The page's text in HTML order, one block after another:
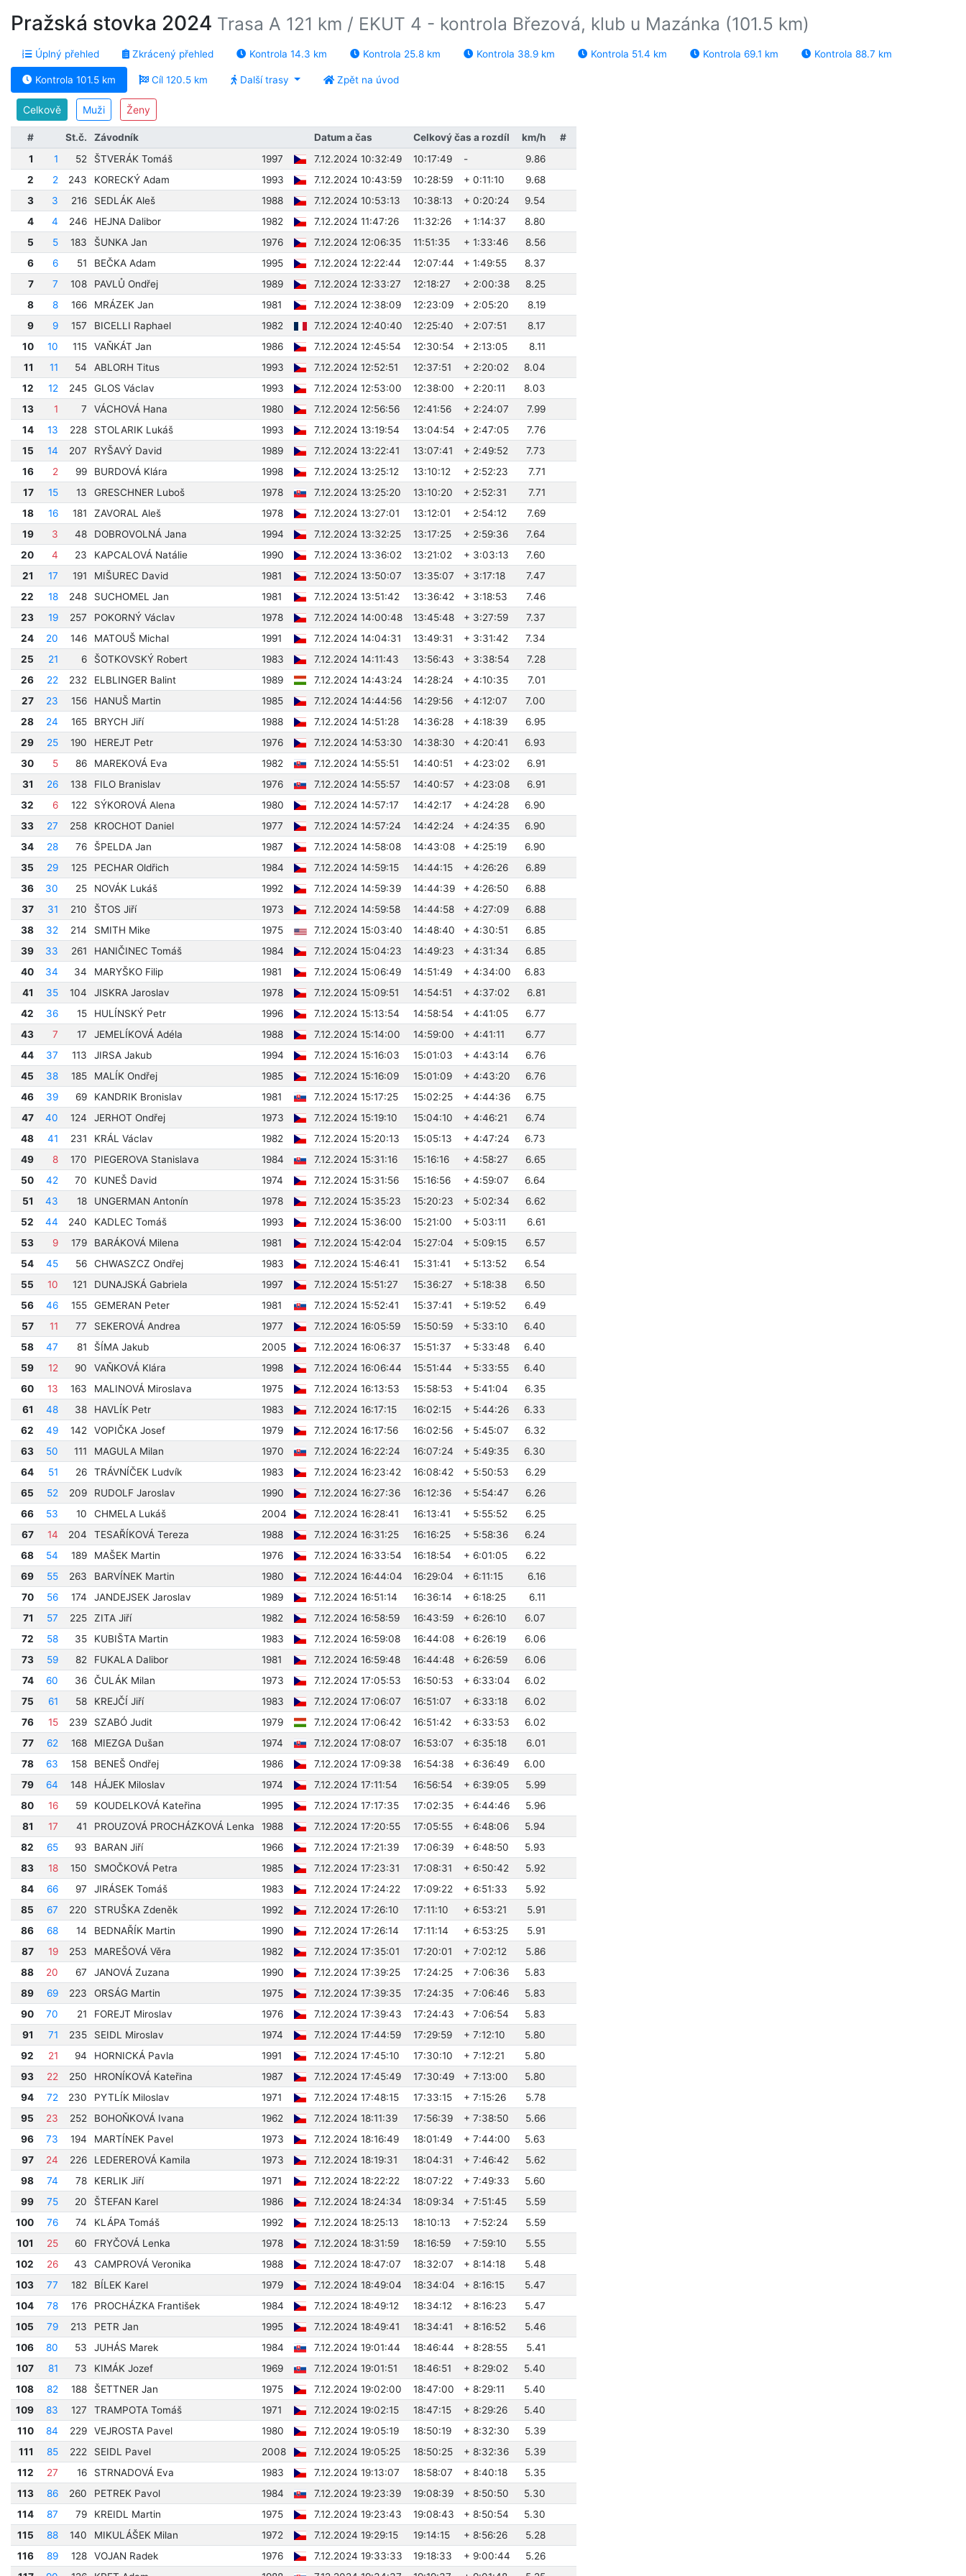
Pražská stovka 2024 Trasa A 121 km / EKUT 4 - kontrola Březová, klub u Mazánka (101.5 km)
Úplný přehled Zkrácený přehled Kontrola 14.3 km Kontrola 25.8 km Kontrola 38.9 km Kontrola 51.4 km Kontrola 69.1 km Kontrola 88.7 km
Kontrola 101.5 km Cíl 120.5 km Další trasy Zpět na úvod
Celkově Muži Ženy
# St.č. Závodník Datum a čas Celkový čas a rozdíl km/h
#
1
1 52 ŠTVERÁK Tomáš 1997 7.12.2024 10:32:49 10:17:49 -
9.86
2
2 243 KORECKÝ Adam 1993 7.12.2024 10:43:59 10:28:59 + 0:11:10
9.68
3
3 216 SEDLÁK Aleš 1988 7.12.2024 10:53:13 10:38:13 + 0:20:24
9.54
4
4 246 HEJNA Dalibor 1982 7.12.2024 11:47:26 11:32:26 + 1:14:37
8.80
5
5 183 ŠUNKA Jan 1976 7.12.2024 12:06:35 11:51:35 + 1:33:46
8.56
6
6 51 BEČKA Adam 1995 7.12.2024 12:22:44 12:07:44 + 1:49:55
8.37
7
7 108 PAVLŮ Ondřej 1989 7.12.2024 12:33:27 12:18:27 + 2:00:38
8.25
8
8 166 MRÁZEK Jan 1981 7.12.2024 12:38:09 12:23:09 + 2:05:20
8.19
9
9 157 BICELLI Raphael 1982 7.12.2024 12:40:40 12:25:40 + 2:07:51
8.17
10
10 115 VAŇKÁT Jan 1986 7.12.2024 12:45:54 12:30:54 + 2:13:05
8.11
11
11 54 ABLORH Titus 1993 7.12.2024 12:52:51 12:37:51 + 2:20:02
8.04
12
12 245 GLOS Václav 1993 7.12.2024 12:53:00 12:38:00 + 2:20:11
8.03
13
1 7 VÁCHOVÁ Hana 1980 7.12.2024 12:56:56 12:41:56 + 2:24:07
7.99
14
13 228 STOLARIK Lukáš 1993 7.12.2024 13:19:54 13:04:54 + 2:47:05
7.76
15
14 207 RYŠAVÝ David 1989 7.12.2024 13:22:41 13:07:41 + 2:49:52
7.73
16
2 99 BURDOVÁ Klára 1998 7.12.2024 13:25:12 13:10:12 + 2:52:23
7.71
17
15 13 GRESCHNER Luboš 1978 7.12.2024 13:25:20 13:10:20 + 2:52:31
7.71
18
16 181 ZAVORAL Aleš 1978 7.12.2024 13:27:01 13:12:01 + 2:54:12
7.69
19
3 48 DOBROVOLNÁ Jana 1994 7.12.2024 13:32:25 13:17:25 + 2:59:36
7.64
20
4 23 KAPCALOVÁ Natálie 1990 7.12.2024 13:36:02 13:21:02 + 3:03:13
7.60
21
17 191 MIŠUREC David 1981 7.12.2024 13:50:07 13:35:07 + 3:17:18
7.47
22
18 248 SUCHOMEL Jan 1981 7.12.2024 13:51:42 13:36:42 + 3:18:53
7.46
23
19 257 POKORNÝ Václav 1978 7.12.2024 14:00:48 13:45:48 + 3:27:59
7.37
24
20 146 MATOUŠ Michal 1991 7.12.2024 14:04:31 13:49:31 + 3:31:42
7.34
25
21 6 ŠOTKOVSKÝ Robert 1983 7.12.2024 14:11:43 13:56:43 + 3:38:54
7.28
26
22 232 ELBLINGER Balint 1989 7.12.2024 14:43:24 14:28:24 + 4:10:35
7.01
27
23 156 HANUŠ Martin 1985 7.12.2024 14:44:56 14:29:56 + 4:12:07
7.00
28
24 165 BRYCH Jiří 1988 7.12.2024 14:51:28 14:36:28 + 4:18:39
6.95
29
25 190 HEREJT Petr 1976 7.12.2024 14:53:30 14:38:30 + 4:20:41
6.93
30
5 86 MAREKOVÁ Eva 1982 7.12.2024 14:55:51 14:40:51 + 4:23:02
6.91
31
26 138 FILO Branislav 1976 7.12.2024 14:55:57 14:40:57 + 4:23:08
6.91
32
6 122 SÝKOROVÁ Alena 1980 7.12.2024 14:57:17 14:42:17 + 4:24:28
6.90
33
27 258 KROCHOT Daniel 1977 7.12.2024 14:57:24 14:42:24 + 4:24:35
6.90
34
28 76 ŠPELDA Jan 1987 7.12.2024 14:58:08 14:43:08 + 4:25:19
6.90
35
29 125 PECHAR Oldřich 1984 7.12.2024 14:59:15 14:44:15 + 4:26:26
6.89
36
30 25 NOVÁK Lukáš 1992 7.12.2024 14:59:39 14:44:39 + 4:26:50
6.88
37
31 210 ŠTOS Jiří 1973 7.12.2024 14:59:58 14:44:58 + 4:27:09
6.88
38
32 214 SMITH Mike 1975 7.12.2024 15:03:40 14:48:40 + 4:30:51
6.85
39
33 261 HANIČINEC Tomáš 1984 7.12.2024 15:04:23 14:49:23 + 4:31:34
6.85
40
34 34 MARYŠKO Filip 1981 7.12.2024 15:06:49 14:51:49 + 4:34:00
6.83
41
35 104 JISKRA Jaroslav 1978 7.12.2024 15:09:51 14:54:51 + 4:37:02
6.81
42
36 15 HULÍNSKÝ Petr 1996 7.12.2024 15:13:54 14:58:54 + 4:41:05
6.77
43
7 17 JEMELÍKOVÁ Adéla 1988 7.12.2024 15:14:00 14:59:00 + 4:41:11
6.77
44
37 113 JIRSA Jakub 1994 7.12.2024 15:16:03 15:01:03 + 4:43:14
6.76
45
38 185 MALÍK Ondřej 1985 7.12.2024 15:16:09 15:01:09 + 4:43:20
6.76
46
39 69 KANDRIK Bronislav 1981 7.12.2024 15:17:25 15:02:25 + 4:44:36
6.75
47
40 124 JERHOT Ondřej 1973 7.12.2024 15:19:10 15:04:10 + 4:46:21
6.74
48
41 231 KRÁL Václav 1982 7.12.2024 15:20:13 15:05:13 + 4:47:24
6.73
49
8 170 PIEGEROVA Stanislava 1984 7.12.2024 15:31:16 15:16:16 + 4:58:27
6.65
50
42 70 KUNEŠ David 1974 7.12.2024 15:31:56 15:16:56 + 4:59:07
6.64
51
43 18 UNGERMAN Antonín 1978 7.12.2024 15:35:23 15:20:23 + 5:02:34
6.62
52
44 240 KADLEC Tomáš 1993 7.12.2024 15:36:00 15:21:00 + 5:03:11
6.61
53
9 179 BARÁKOVÁ Milena 1981 7.12.2024 15:42:04 15:27:04 + 5:09:15
6.57
54
45 56 CHWASZCZ Ondřej 1983 7.12.2024 15:46:41 15:31:41 + 5:13:52
6.54
55
10 121 DUNAJSKÁ Gabriela 1997 7.12.2024 15:51:27 15:36:27 + 5:18:38
6.50
56
46 155 GEMERAN Peter 1981 7.12.2024 15:52:41 15:37:41 + 5:19:52
6.49
57
11 77 SEKEROVÁ Andrea 1977 7.12.2024 16:05:59 15:50:59 + 5:33:10
6.40
58
47 81 ŠÍMA Jakub 2005 7.12.2024 16:06:37 15:51:37 + 5:33:48
6.40
59
12 90 VAŇKOVÁ Klára 1998 7.12.2024 16:06:44 15:51:44 + 5:33:55
6.40
60
13 163 MALINOVÁ Miroslava 1975 7.12.2024 16:13:53 15:58:53 + 5:41:04
6.35
61
48 38 HAVLÍK Petr 1983 7.12.2024 16:17:15 16:02:15 + 5:44:26
6.33
62
49 142 VOPIČKA Josef 1979 7.12.2024 16:17:56 16:02:56 + 5:45:07
6.32
63
50 111 MAGULA Milan 1970 7.12.2024 16:22:24 16:07:24 + 5:49:35
6.30
64
51 26 TRÁVNÍČEK Ludvík 1983 7.12.2024 16:23:42 16:08:42 + 5:50:53
6.29
65
52 209 RUDOLF Jaroslav 1990 7.12.2024 16:27:36 16:12:36 + 5:54:47
6.26
66
53 10 CHMELA Lukáš 2004 7.12.2024 16:28:41 16:13:41 + 5:55:52
6.25
67
14 204 TESAŘÍKOVÁ Tereza 1988 7.12.2024 16:31:25 16:16:25 + 5:58:36
6.24
68
54 189 MAŠEK Martin 1976 7.12.2024 16:33:54 16:18:54 + 6:01:05
6.22
69
55 263 BARVÍNEK Martin 1980 7.12.2024 16:44:04 16:29:04 + 6:11:15
6.16
70
56 174 JANDEJSEK Jaroslav 1989 7.12.2024 16:51:14 16:36:14 + 6:18:25
6.11
71
57 225 ZITA Jiří 1982 7.12.2024 16:58:59 16:43:59 + 6:26:10
6.07
72
58 35 KUBIŠTA Martin 1983 7.12.2024 16:59:08 16:44:08 + 6:26:19
6.06
73
59 82 FUKALA Dalibor 1981 7.12.2024 16:59:48 16:44:48 + 6:26:59
6.06
74
60 36 ČULÁK Milan 1973 7.12.2024 17:05:53 16:50:53 + 6:33:04
6.02
75
61 58 KREJČÍ Jiří 1983 7.12.2024 17:06:07 16:51:07 + 6:33:18
6.02
76
15 239 SZABÓ Judit 1979 7.12.2024 17:06:42 16:51:42 + 6:33:53
6.02
77
62 168 MIEZGA Dušan 1974 7.12.2024 17:08:07 16:53:07 + 6:35:18
6.01
78
63 158 BENEŠ Ondřej 1986 7.12.2024 17:09:38 16:54:38 + 6:36:49
6.00
79
64 148 HÁJEK Miloslav 1974 7.12.2024 17:11:54 16:56:54 + 6:39:05
5.99
80
16 59 KOUDELKOVÁ Kateřina 1995 7.12.2024 17:17:35 17:02:35 + 6:44:46
5.96
81
17 41 PROUZOVÁ PROCHÁZKOVÁ Lenka 1988 7.12.2024 17:20:55 17:05:55 + 6:48:06
5.94
82
65 93 BARAN Jiří 1966 7.12.2024 17:21:39 17:06:39 + 6:48:50
5.93
83
18 150 SMOČKOVÁ Petra 1985 7.12.2024 17:23:31 17:08:31 + 6:50:42
5.92
84
66 97 JIRÁSEK Tomáš 1983 7.12.2024 17:24:22 17:09:22 + 6:51:33
5.92
85
67 220 STRUŠKA Zdeněk 1992 7.12.2024 17:26:10 17:11:10 + 6:53:21
5.91
86
68 14 BEDNAŘÍK Martin 1990 7.12.2024 17:26:14 17:11:14 + 6:53:25
5.91
87
19 253 MAREŠOVÁ Věra 1982 7.12.2024 17:35:01 17:20:01 + 7:02:12
5.86
88
20 67 JANOVÁ Zuzana 1990 7.12.2024 17:39:25 17:24:25 + 7:06:36
5.83
89
69 223 ORSÁG Martin 1975 7.12.2024 17:39:35 17:24:35 + 7:06:46
5.83
90
70 21 FOREJT Miroslav 1976 7.12.2024 17:39:43 17:24:43 + 7:06:54
5.83
91
71 235 SEIDL Miroslav 1974 7.12.2024 17:44:59 17:29:59 + 7:12:10
5.80
92
21 94 HORNICKÁ Pavla 1991 7.12.2024 17:45:10 17:30:10 + 7:12:21
5.80
93
22 250 HRONÍKOVÁ Kateřina 1987 7.12.2024 17:45:49 17:30:49 + 7:13:00
5.80
94
72 230 PYTLÍK Miloslav 1971 7.12.2024 17:48:15 17:33:15 + 7:15:26
5.78
95
23 252 BOHOŇKOVÁ Ivana 1962 7.12.2024 18:11:39 17:56:39 + 7:38:50
5.66
96
73 194 MARTÍNEK Pavel 1973 7.12.2024 18:16:49 18:01:49 + 7:44:00
5.63
97
24 226 LEDEREROVÁ Kamila 1973 7.12.2024 18:19:31 18:04:31 + 7:46:42
5.62
98
74 78 KERLIK Jiří 1971 7.12.2024 18:22:22 18:07:22 + 7:49:33
5.60
99
75 20 ŠTEFAN Karel 1986 7.12.2024 18:24:34 18:09:34 + 7:51:45
5.59
100
76 74 KLÁPA Tomáš 1992 7.12.2024 18:25:13 18:10:13 + 7:52:24
5.59
101
25 60 FRYČOVÁ Lenka 1978 7.12.2024 18:31:59 18:16:59 + 7:59:10
5.55
102
26 43 CAMPROVÁ Veronika 1988 7.12.2024 18:47:07 18:32:07 + 8:14:18
5.48
103
77 182 BÍLEK Karel 1979 7.12.2024 18:49:04 18:34:04 + 8:16:15
5.47
104
78 176 PROCHÁZKA František 1984 7.12.2024 18:49:12 18:34:12 + 8:16:23
5.47
105
79 213 PETR Jan 1995 7.12.2024 18:49:41 18:34:41 + 8:16:52
5.46
106
80 53 JUHÁS Marek 1984 7.12.2024 19:01:44 18:46:44 + 8:28:55
5.41
107
81 73 KIMÁK Jozef 1969 7.12.2024 19:01:51 18:46:51 + 8:29:02
5.40
108
82 188 ŠETTNER Jan 1975 7.12.2024 19:02:00 18:47:00 + 8:29:11
5.40
109
83 127 TRAMPOTA Tomáš 1971 7.12.2024 19:02:15 18:47:15 + 8:29:26
5.40
110
84 229 VEJROSTA Pavel 1980 7.12.2024 19:05:19 18:50:19 + 8:32:30
5.39
111
85 222 SEIDL Pavel 2008 7.12.2024 19:05:25 18:50:25 + 8:32:36
5.39
112
27 16 STRNADOVÁ Eva 1983 7.12.2024 19:13:07 18:58:07 + 8:40:18
5.35
113
86 260 PETREK Pavol 1984 7.12.2024 19:23:39 19:08:39 + 8:50:50
5.30
114
87 79 KREIDL Martin 1975 7.12.2024 19:23:43 19:08:43 + 8:50:54
5.30
115
88 140 MIKULÁŠEK Milan 1972 7.12.2024 19:29:15 19:14:15 + 8:56:26
5.28
116
89 128 VOJAN Radek 1976 7.12.2024 19:33:33 19:18:33 + 9:00:44
5.26